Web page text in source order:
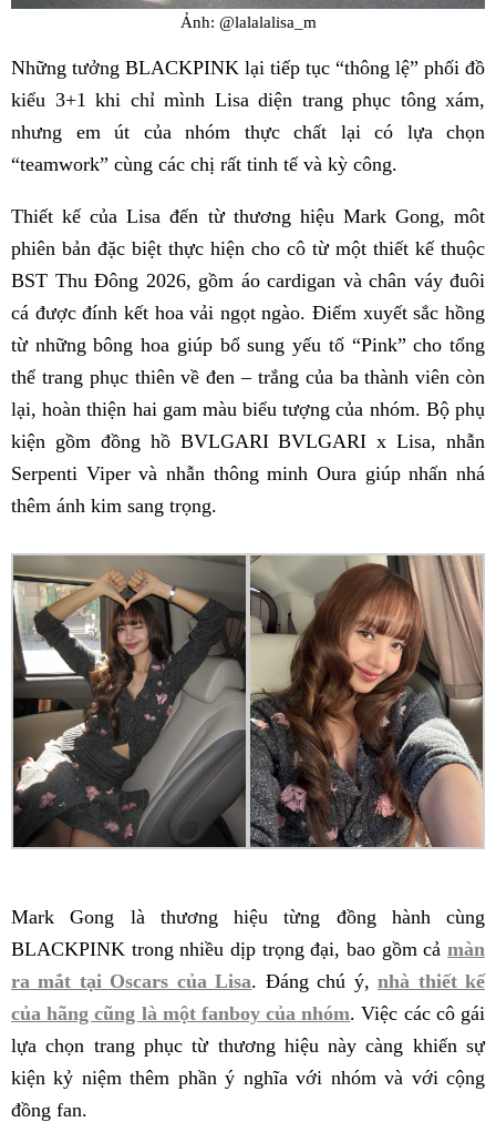
Ảnh: @lalalalisa_m
Những tưởng BLACKPINK lại tiếp tục “thông lệ” phối đồ
kiểu 3+1 khi chỉ mình Lisa diện trang phục tông xám,
nhưng em út của nhóm thực chất lại có lựa chọn
“teamwork” cùng các chị rất tinh tế và kỳ công.
Thiết kế của Lisa đến từ thương hiệu Mark Gong, môt
phiên bản đặc biệt thực hiện cho cô từ một thiết kế thuộc
BST Thu Đông 2026, gồm áo cardigan và chân váy đuôi
cá được đính kết hoa vải ngọt ngào. Điểm xuyết sắc hồng
từ những bông hoa giúp bổ sung yếu tố “Pink” cho tổng
thể trang phục thiên về đen – trắng của ba thành viên còn
lại, hoàn thiện hai gam màu biểu tượng của nhóm. Bộ phụ
kiện gồm đồng hồ BVLGARI BVLGARI x Lisa, nhẫn
Serpenti Viper và nhẫn thông minh Oura giúp nhấn nhá
thêm ánh kim sang trọng.
Mark Gong là thương hiệu từng đồng hành cùng
BLACKPINK trong nhiều dịp trọng đại, bao gồm cả màn
ra mắt tại Oscars của Lisa. Đáng chú ý,nhà thiết kế
của hãng cũng là một fanboy của nhóm. Việc các cô gái
lựa chọn trang phục từ thương hiệu này càng khiến sự
kiện kỷ niệm thêm phần ý nghĩa với nhóm và với cộng
đồng fan.